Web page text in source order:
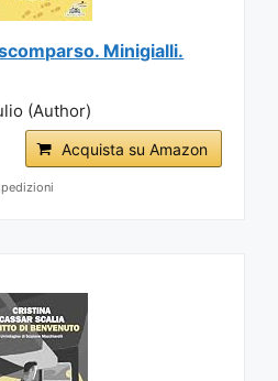
Minigialli.
(Author)
Acquista su Amazon